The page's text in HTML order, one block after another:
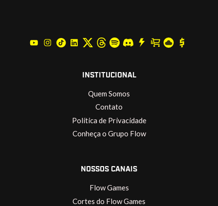
INSTITUCIONAL
Quem Somos
Contato
Política de Privacidade
Conheça o Grupo Flow
NOSSOS CANAIS
Flow Games
Cortes do Flow Games